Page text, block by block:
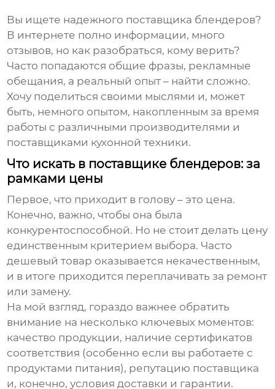
Вы ищете надежного поставщика блендеров?
В интернете полно информации, много
отзывов, но как разобраться, кому верить?
Часто попадаются общие фразы, рекламные
обещания, а реальный опыт – найти сложно.
Хочу поделиться своими мыслями и, может
быть, немного опытом, накопленным за время
работы с различными производителями и
поставщиками кухонной техники.
Что искать в поставщике блендеров: за
рамками цены
Первое, что приходит в голову – это цена.
Конечно, важно, чтобы она была
конкурентоспособной. Но не стоит делать цену
единственным критерием выбора. Часто
дешевый товар оказывается некачественным,
и в итоге приходится переплачивать за ремонт
или замену.
На мой взгляд, гораздо важнее обратить
внимание на несколько ключевых моментов:
качество продукции, наличие сертификатов
соответствия (особенно если вы работаете с
продуктами питания), репутацию поставщика
и, конечно,условия доставки и гарантии.